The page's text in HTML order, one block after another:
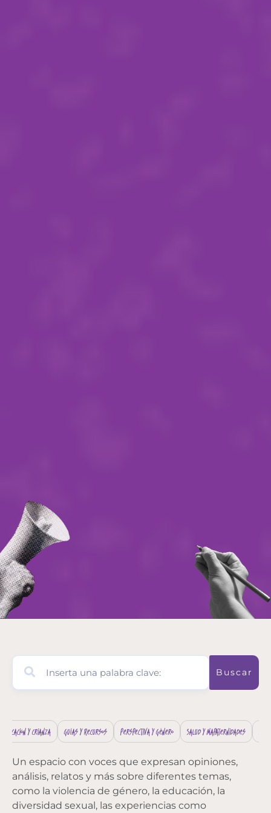
Buscar
Educación y Crianza Guías y Recursos Perspectiva y Género Salud y Mapaternidades
Un espacio con voces que expresan opiniones,
análisis, relatos y más sobre diferentes temas,
como la violencia de género, la educación, la
diversidad sexual, las experiencias como